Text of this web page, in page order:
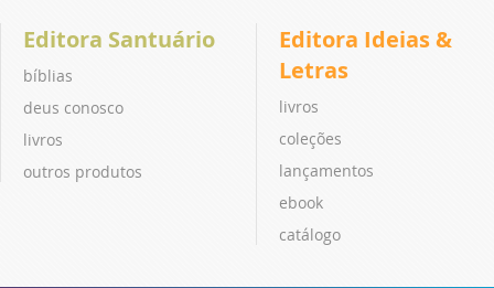
Editora Santuário
bíblias
deus conosco
livros
outros produtos
Editora Ideias &
Letras
livros
coleções
lançamentos
ebook
catálogo